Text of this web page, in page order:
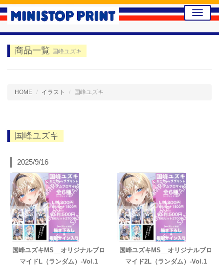
Toggle
商品一覧 国峰ユズキ
HOME イラスト 国峰ユズキ
国峰ユズキ
2025/9/16
国峰ユズキMS__オリジナルブロ
マイドL（ランダム）-Vol.1
国峰ユズキMS__オリジナルブロ
マイド2L（ランダム）-Vol.1